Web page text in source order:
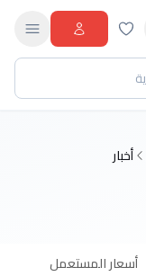
أخبار
أسعار المستعمل